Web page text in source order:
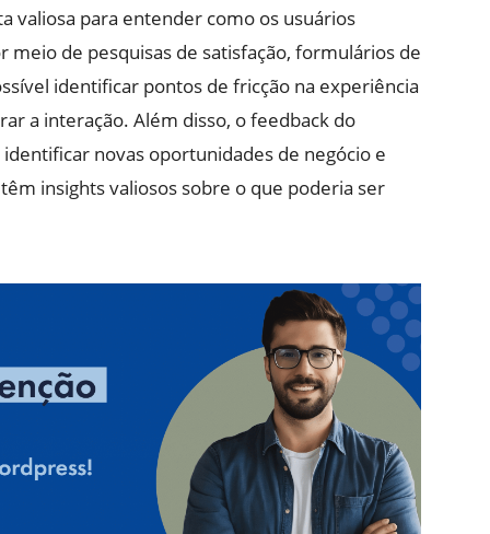
valiosa para entender como os usuários
de pesquisas de satisfação, formulários de
identificar pontos de fricção na experiência
a interação. Além disso, o feedback do
novas oportunidades de negócio e
insights valiosos sobre o que poderia ser